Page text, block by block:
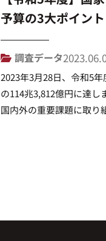
予算の3大ポイン
調査データ
2023年3月28日、令和5
の114兆3,812億円に達し
国内外の重要課題に取り